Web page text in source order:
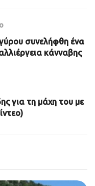
συνελήφθη ένα
κάνναβης
για τη μάχη του με